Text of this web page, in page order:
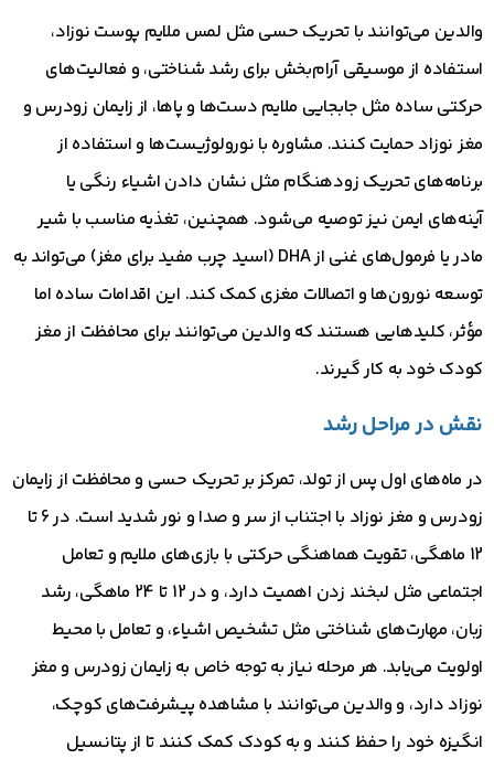
والدین می‌توانند با تحریک حسی مثل لمس ملایم پوست نوزاد،
استفاده از موسیقی آرام‌بخش برای رشد شناختی، و فعالیت‌های
حرکتی ساده مثل جابجایی ملایم دست‌ها و پاها، از زایمان زودرس و
مغز نوزاد حمایت کنند. مشاوره با نورولوژیست‌ها و استفاده از
برنامه‌های تحریک زودهنگام مثل نشان دادن اشیاء رنگی یا
آینه‌های ایمن نیز توصیه می‌شود. همچنین، تغذیه مناسب با شیر
مادر یا فرمول‌های غنی از DHA (اسید چرب مفید برای مغز) می‌تواند به
توسعه نورون‌ها و اتصالات مغزی کمک کند. این اقدامات ساده اما
مؤثر، کلیدهایی هستند که والدین می‌توانند برای محافظت از مغز
کودک خود به کار گیرند.
نقش در مراحل رشد
در ماه‌های اول پس از تولد، تمرکز بر تحریک حسی و محافظت از زایمان
زودرس و مغز نوزاد با اجتناب از سر و صدا و نور شدید است. در 6 تا
12 ماهگی، تقویت هماهنگی حرکتی با بازی‌های ملایم و تعامل
اجتماعی مثل لبخند زدن اهمیت دارد، و در 12 تا 24 ماهگی، رشد
زبان، مهارت‌های شناختی مثل تشخیص اشیاء، و تعامل با محیط
اولویت می‌یابد. هر مرحله نیاز به توجه خاص به زایمان زودرس و مغز
نوزاد دارد، و والدین می‌توانند با مشاهده پیشرفت‌های کوچک،
انگیزه خود را حفظ کنند و به کودک کمک کنند تا از پتانسیل